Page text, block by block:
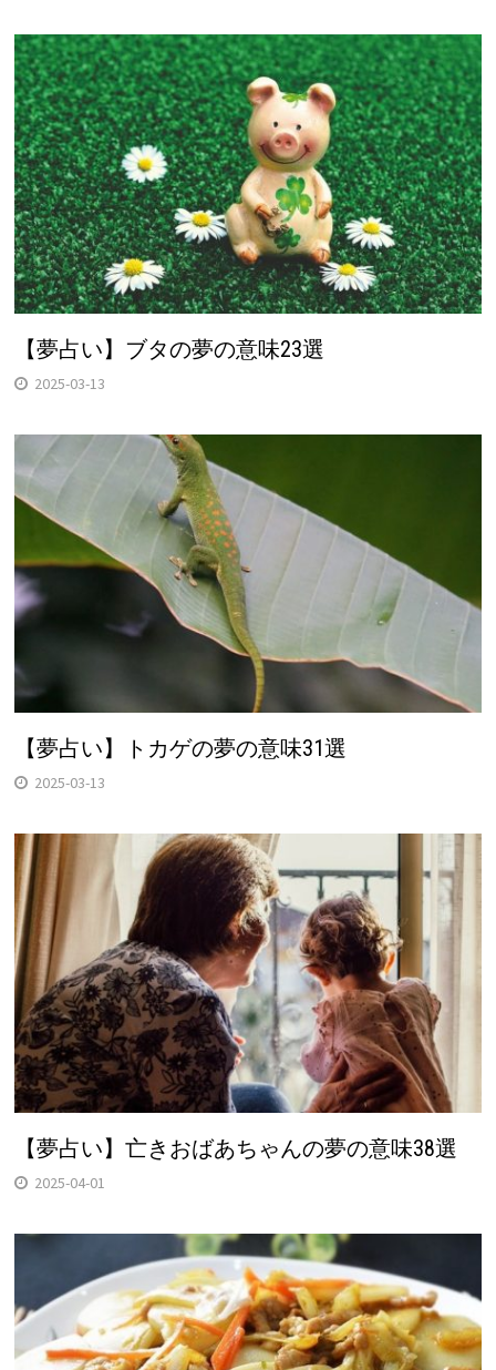
【夢占い】ブタの夢の意味23選
2025-03-13
【夢占い】トカゲの夢の意味31選
2025-03-13
【夢占い】亡きおばあちゃんの夢の意味38選
2025-04-01